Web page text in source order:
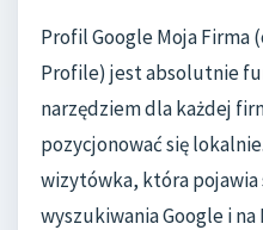
Profil Google Moja Firma
Profile) jest absolutnie
narzędziem dla każdej
pozycjonować się
wizytówka, która pojawia
wyszukiwania Google i